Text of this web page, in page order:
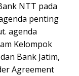
NTT pada
penting
agenda
Kelompok
Bank Jatim,
Agreement